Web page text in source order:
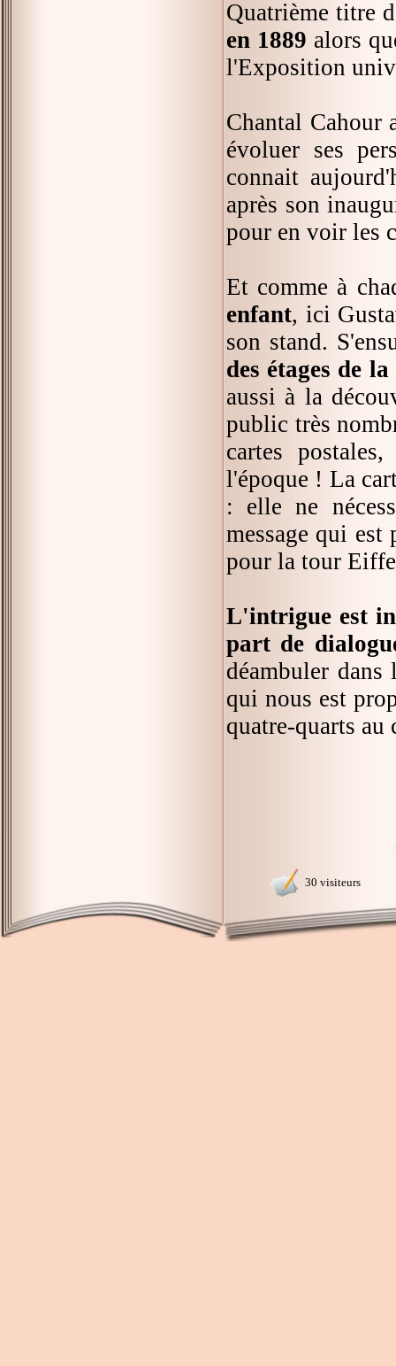
Quatrième titre
en 1889 alors
l'Exposition
Chantal Cahour
évoluer ses
connait
après son
pour en voir les
Et comme à
enfant, ici
son stand.
des étages de
aussi à la
public très
cartes
l'époque ! La
: elle ne
message qui
pour la tour
L'intrigue est
part de
déambuler
qui nous est
quatre-quarts
30 visiteurs